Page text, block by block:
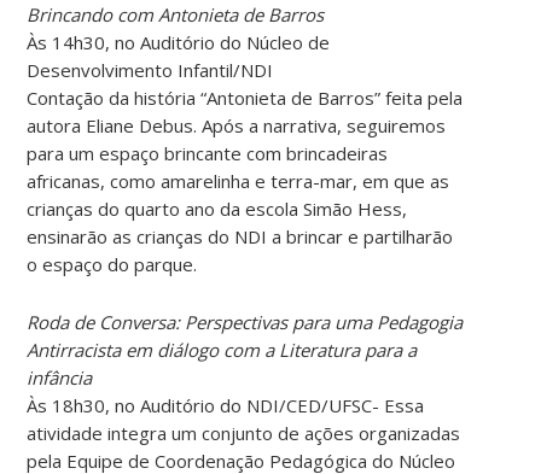
Brincando com Antonieta de Barros
Às 14h30, no Auditório do Núcleo de
Desenvolvimento Infantil/NDI
Contação da história “Antonieta de Barros” feita pela
autora Eliane Debus. Após a narrativa, seguiremos
para um espaço brincante com brincadeiras
africanas, como amarelinha e terra-mar, em que as
crianças do quarto ano da escola Simão Hess,
ensinarão as crianças do NDI a brincar e partilharão
o espaço do parque.
Roda de Conversa: Perspectivas para uma Pedagogia
Antirracista em diálogo com a Literatura para a
infância
Às 18h30, no Auditório do NDI/CED/UFSC- Essa
atividade integra um conjunto de ações organizadas
pela Equipe de Coordenação Pedagógica do Núcleo